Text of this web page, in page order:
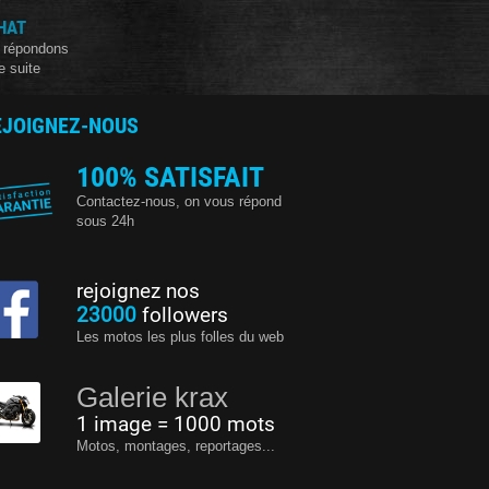
suite
NOUS
100% SATISFAIT
Contactez-nous, on vous répond
sous 24h
rejoignez nos
23000followers
Les motos les plus folles du web
Galerie krax
1 image = 1000 mots
Motos, montages, reportages...